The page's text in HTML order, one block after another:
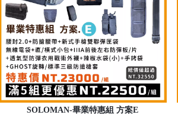
SOLOMAN-畢業特惠組 方案E